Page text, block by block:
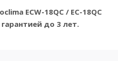
ECW-18QC / EC-18QC
до 3 лет.